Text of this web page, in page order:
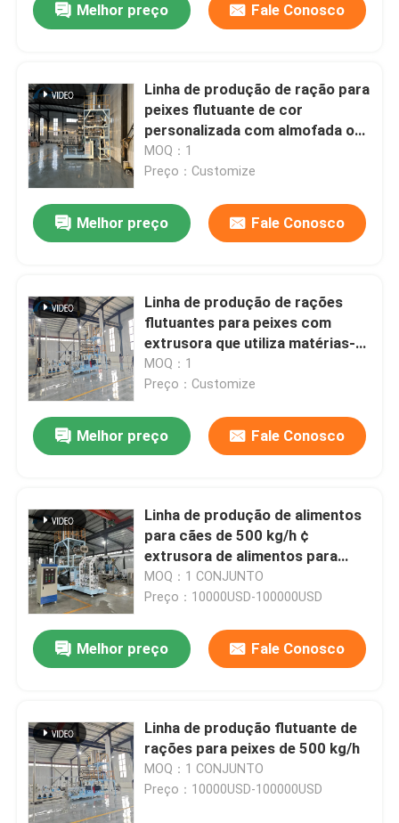
Submeter
Melhor preço Fale Conosco
Linha de produção de ração para
peixes flutuante de cor
personalizada com almofada ou
briquete em forma de pão e
potência do motor principal 5,5-
aquicultura
MOQ：1
Preço：Customize
Melhor preço Fale Conosco
Linha de produção de rações
flutuantes para peixes com
extrusora que utiliza matérias-
primas de milho Produzindo
briquetes em forma de
aquicultura
MOQ：1
Preço：Customize
Melhor preço Fale Conosco
Linha de produção de alimentos
para cães de 500 kg/h ¢
extrusora de alimentos para
animais de estimação /
extrusora de alimentos para
MOQ：1 CONJUNTO
Preço：10000USD-100000USD
Melhor preço Fale Conosco
Linha de produção flutuante de
rações para peixes de 500 kg/h
MOQ：1 CONJUNTO
Preço：10000USD-100000USD